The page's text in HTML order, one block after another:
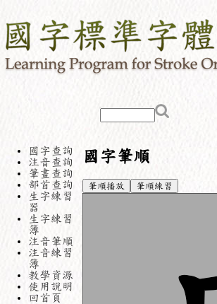
國字查詢
注音查詢
筆畫查詢
部首查詢
生字練習
器
生字練習
簿
注音筆順
注音練習
簿
教學資源
使用說明
回首頁
國字筆順
筆順播放 筆順練習